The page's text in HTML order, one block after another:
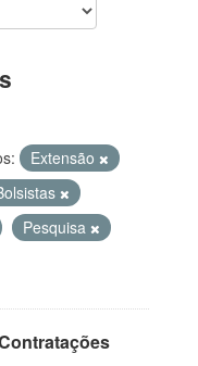
Extensão
Pesquisa